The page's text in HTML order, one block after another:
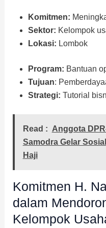
Komitmen:
Sektor: Kelompok
Lokasi: Lombok
Program: Bantuan
Tujuan:
Strategi: Tutorial
Read : Anggota
Samodra Gelar
Haji
Komitmen H.
dalam
Kelompok